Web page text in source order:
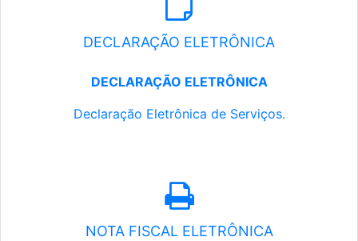
DECLARAÇÃO ELETRÔNICA
DECLARAÇÃO ELETRÔNICA
Declaração Eletrônica de Serviços.
NOTA FISCAL ELETRÔNICA